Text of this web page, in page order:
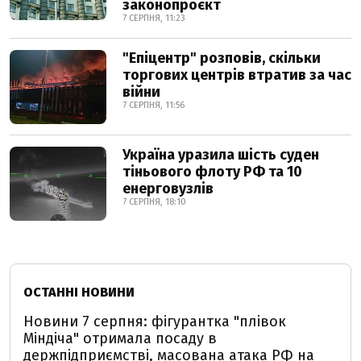
законопроєкт
7 СЕРПНЯ, 11:23
"Епіцентр" розповів, скільки
торгових центрів втратив за час
війни
7 СЕРПНЯ, 11:56
Україна уразила шість суден
тіньового флоту РФ та 10
енерговузлів
7 СЕРПНЯ, 18:10
ОСТАННІ НОВИНИ
Новини 7 серпня: фігурантка "плівок
Міндіча" отримала посаду в
держпідприємстві, масована атака РФ на